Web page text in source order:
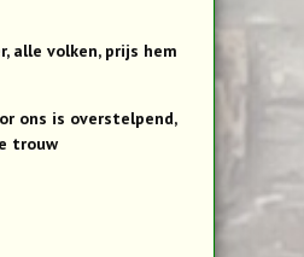
alle volken, prijs hem
ons is overstelpend,
trouw